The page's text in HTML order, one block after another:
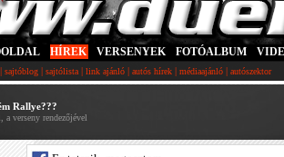
HÍREK VERSENYEK FOTÓALBUM
| sajtóblog | sajtólista | link ajánló | autós hírek | médiaajánló | autószektor
Rallye???
verseny rendezőjével